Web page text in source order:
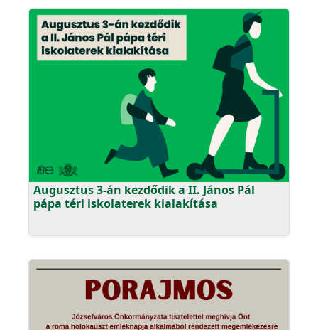
Augusztus 3-án kezdődik a II. János Pál
pápa téri iskolaterek kialakítása